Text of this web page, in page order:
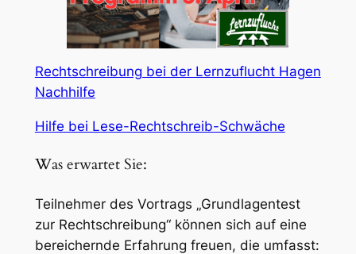
Rechtschreibung bei der Lernzuflucht Hagen
Nachhilfe
Hilfe bei Lese-Rechtschreib-Schwäche
Was erwartet Sie:
Teilnehmer des Vortrags „Grundlagentest
zur Rechtschreibung“ können sich auf eine
bereichernde Erfahrung freuen, die umfasst: